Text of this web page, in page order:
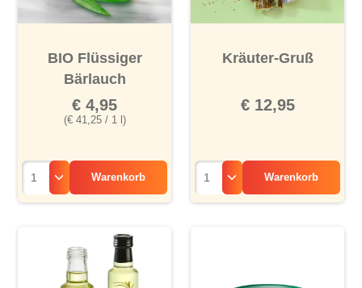
BIO Flüssiger
Bärlauch
(€ 41,25 / 1 l)
€ 4,95
Warenkorb
Kräuter-Gruß
€ 12,95
Warenkorb